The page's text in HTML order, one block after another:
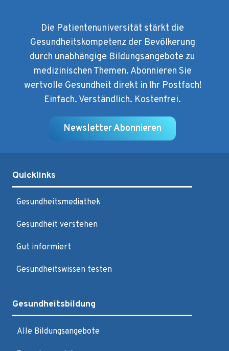
Die Patientenuniversität stärkt die
Gesundheitskompetenz der Bevölkerung
durch unabhängige Bildungsangebote zu
medizinischen Themen. Abonnieren Sie
wertvolle Gesundheit direkt in Ihr Postfach!
Einfach. Verständlich. Kostenfrei.
Newsletter Abonnieren
Quicklinks
Gesundheitsmediathek
Gesundheit verstehen
Gut informiert
Gesundheitswissen testen
Gesundheitsbildung
Alle Bildungsangebote